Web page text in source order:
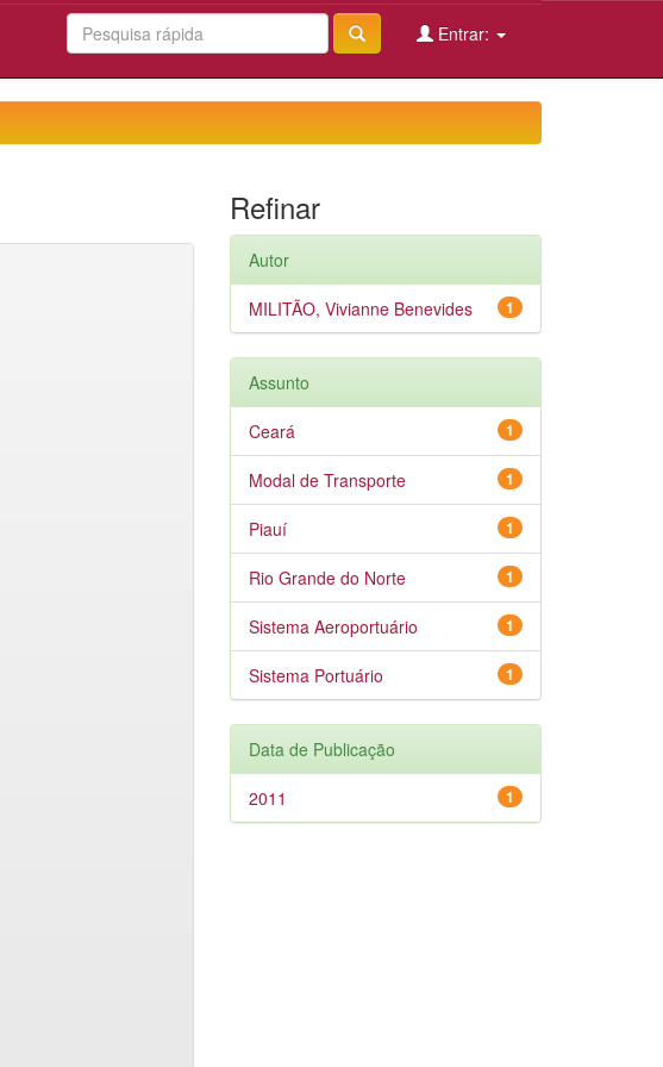
Entrar:
Refinar
Autor
1
MILITÃO, Vivianne Benevides
Assunto
1
Ceará
1
Modal de Transporte
1
Piauí
1
Rio Grande do Norte
1
Sistema Aeroportuário
1
Sistema Portuário
Data de Publicação
1
2011